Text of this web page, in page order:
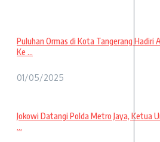
Puluhan Ormas di Kota Tangerang Hadiri
Ke ...
01/05/2025
Jokowi Datangi Polda Metro Jaya, Ketua
...